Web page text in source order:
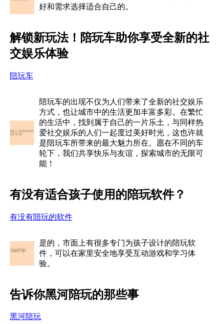
好和需求选择适合自己的。
解锁新玩法！陪玩车助你享受全新的社
交娱乐体验
陪玩车
陪玩车的出现不仅为人们带来了全新的社交娱乐
方式，也让城市中的生活更加丰富多彩。在繁忙
的生活中，找到属于自己的一片乐土，与同样热
爱社交娱乐的人们一起度过美好时光，这也许就
是陪玩车所带来的最大魅力所在。愿在不同的车
轮下，我们共享快乐与友谊，探索城市的无限可
能！
有没有适合孩子使用的陪玩软件？
有没有陪玩的软件
是的，市面上有很多专门为孩子设计的陪玩软
件，可以在家里安全地享受互动游戏和学习体
验。
告诉你黑河陪玩的那些事
黑河陪玩